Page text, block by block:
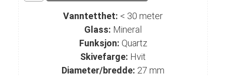
Vanntetthet: < 30 meter
Glass: Mineral
Funksjon: Quartz
Skivefarge: Hvit
Diameter/bredde: 27 mm